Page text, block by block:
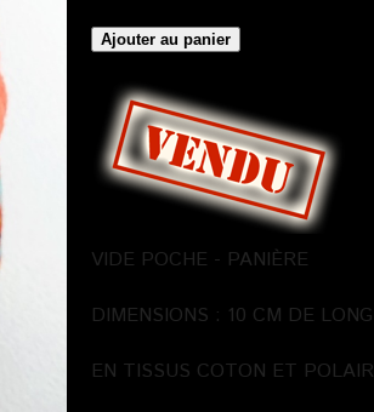
VIDE POCHE - PANIÈRE
DIMENSIONS : 10 CM DE
EN TISSUS COTON ET